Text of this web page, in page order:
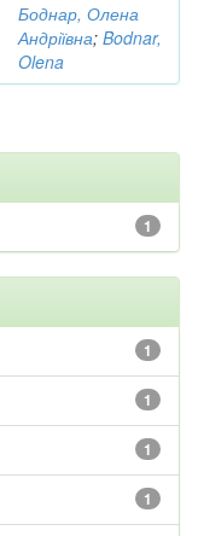
Боднар, Олена
Андріївна; Bodnar,
Olena
1
1
1
1
1